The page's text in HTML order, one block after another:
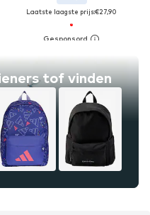
tof vinden
Laatste laagste prijs:€27,90